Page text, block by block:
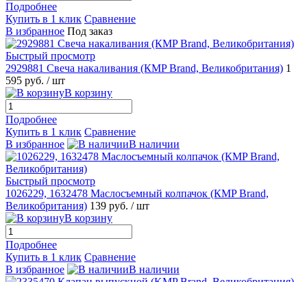
Подробнее
Купить в 1 клик Сравнение
В избранное Под заказ
Быстрый просмотр
2929881 Свеча накаливания (КMP Brand, Великобритания) 1
595 руб. / шт
В корзину
Подробнее
Купить в 1 клик Сравнение
В избранное
В наличии
Быстрый просмотр
1026229, 1632478 Маслосъемный колпачок (КMP Brand,
Великобритания) 139 руб. / шт
В корзину
Подробнее
Купить в 1 клик Сравнение
В избранное
В наличии